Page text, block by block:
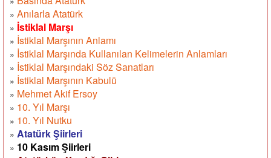
» Anılarla Atatürk
» İstiklal Marşı
» İstiklal Marşının Anlamı
» İstiklal Marşında Kullanılan Kelimelerin Anlamları
» İstiklal Marşındaki Söz Sanatları
» İstiklal Marşının Kabulü
» Mehmet Akif Ersoy
» 10. Yıl Marşı
» 10. Yıl Nutku
» Atatürk Şiirleri
» 10 Kasım Şiirleri